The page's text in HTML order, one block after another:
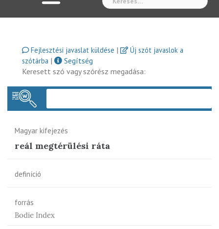
Fejlesztési javaslat küldése |
Új szót javaslok a
szótárba |
Segítség
Keresett szó vagy szórész megadása:
Magyar kifejezés
reál megtérülési ráta
definíció
forrás
Bodie Index